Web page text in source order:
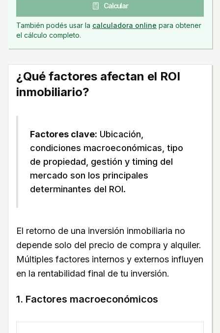
Calcular
También podés usar la calculadora online para obtener
el cálculo completo.
¿Qué factores afectan el ROI
inmobiliario?
Factores clave: Ubicación,
condiciones macroeconómicas, tipo
de propiedad, gestión y timing del
mercado son los principales
determinantes del ROI.
El retorno de una inversión inmobiliaria no
depende solo del precio de compra y alquiler.
Múltiples factores internos y externos influyen
en la rentabilidad final de tu inversión.
1. Factores macroeconómicos